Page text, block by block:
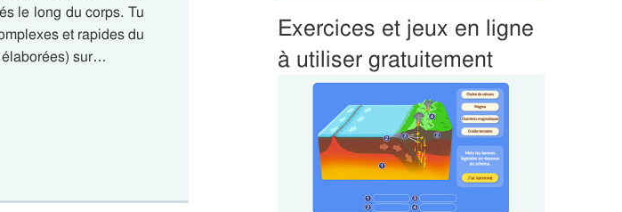
le long du corps. Tu
et rapides du
élaborées) sur…
Exercices et jeux en ligne
à utiliser gratuitement